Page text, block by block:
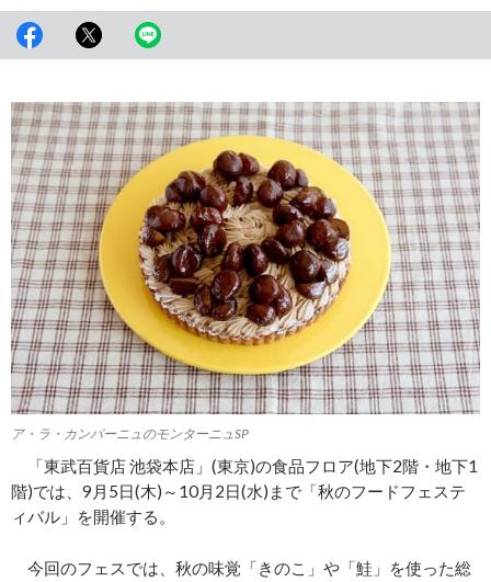
ア・ラ・カンパーニュのモンターニュSP
「東武百貨店 池袋本店」(東京)の食品フロア(地下2階・地下1
階)では、9月5日(木)～10月2日(水)まで「秋のフードフェステ
ィバル」を開催する。
今回のフェスでは、秋の味覚「きのこ」や「鮭」を使った総